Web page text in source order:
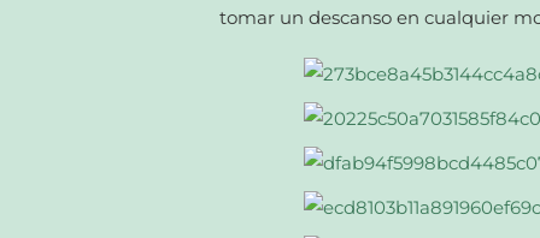
tomar un descanso en cualquier